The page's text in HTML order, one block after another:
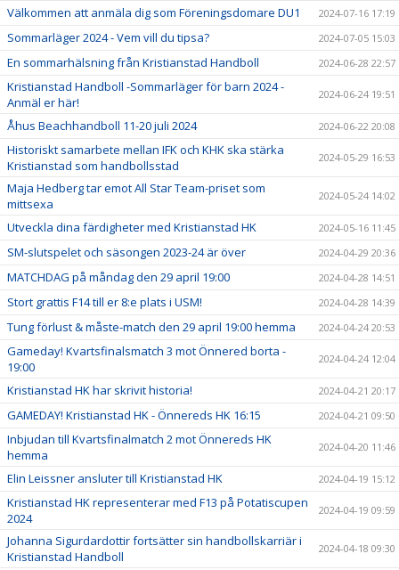
Välkommen att anmäla dig som Föreningsdomare DU1 2024-07-16 17:19
Sommarläger 2024 - Vem vill du tipsa? 2024-07-05 15:03
En sommarhälsning från Kristianstad Handboll 2024-06-28 22:57
Kristianstad Handboll -Sommarläger för barn 2024 -
Anmäl er här!
2024-06-24 19:51
Åhus Beachhandboll 11-20 juli 2024 2024-06-22 20:08
Historiskt samarbete mellan IFK och KHK ska stärka
Kristianstad som handbollsstad
2024-05-29 16:53
Maja Hedberg tar emot All Star Team-priset som
mittsexa
2024-05-24 14:02
Utveckla dina färdigheter med Kristianstad HK 2024-05-16 11:45
SM-slutspelet och säsongen 2023-24 är över 2024-04-29 20:36
MATCHDAG på måndag den 29 april 19:00 2024-04-28 14:51
Stort grattis F14 till er 8:e plats i USM! 2024-04-28 14:39
Tung förlust & måste-match den 29 april 19:00 hemma 2024-04-24 20:53
Gameday! Kvartsfinalsmatch 3 mot Önnered borta -
19:00
2024-04-24 12:04
Kristianstad HK har skrivit historia! 2024-04-21 20:17
GAMEDAY! Kristianstad HK - Önnereds HK 16:15 2024-04-21 09:50
Inbjudan till Kvartsfinalmatch 2 mot Önnereds HK
hemma
2024-04-20 11:46
Elin Leissner ansluter till Kristianstad HK 2024-04-19 15:12
Kristianstad HK representerar med F13 på Potatiscupen
2024
2024-04-19 09:59
Johanna Sigurdardottir fortsätter sin handbollskarriär i
Kristianstad Handboll
2024-04-18 09:30